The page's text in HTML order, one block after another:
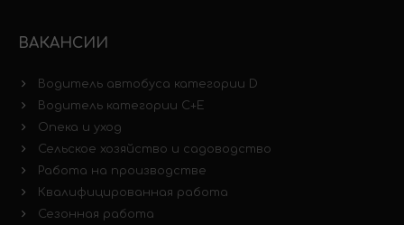
ВАКАНСИИ
Водитель автобуса категории D
Водитель категории C+E
Опека и уход
Сельское хозяйство и садоводство
Работа на производстве
Квалифицированная работа
Сезонная работа